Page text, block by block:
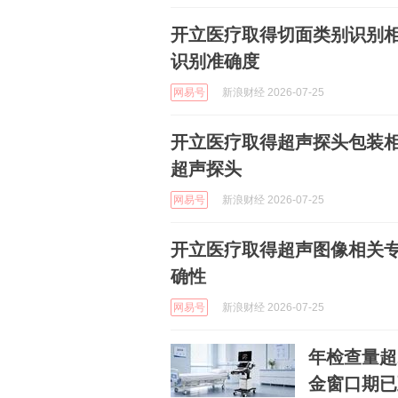
开立医疗取得切面类别识别
识别准确度
网易号 新浪财经 2026-07-25
开立医疗取得超声探头包装
超声探头
网易号 新浪财经 2026-07-25
开立医疗取得超声图像相关
确性
网易号 新浪财经 2026-07-25
年检查量
金窗口期